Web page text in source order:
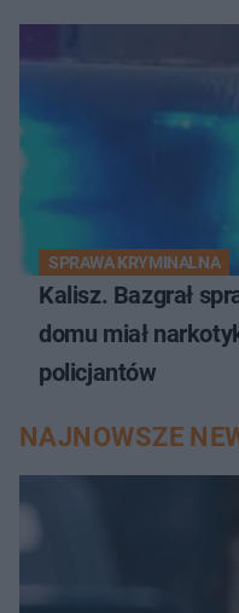
SPRAWA KRYMINALNA
Kalisz. Bazgrał
domu miał
policjantów
NAJNOWSZE